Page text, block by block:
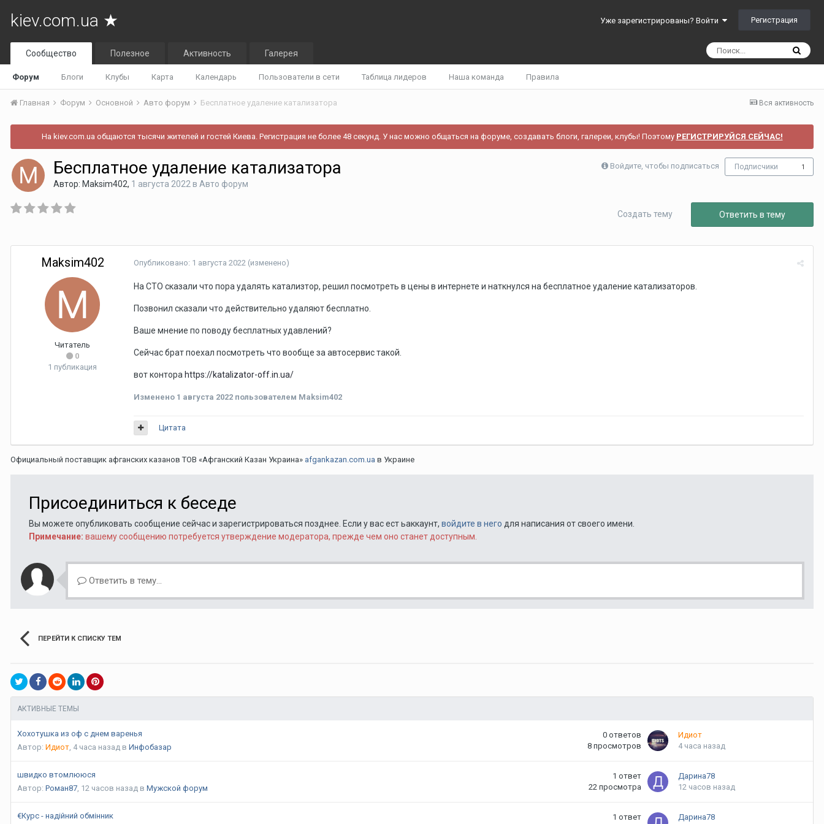
kiev.com.ua ★ Уже зарегистрированы? Войти Регистрация
Сообщество
Форум Блоги Клубы Карта Календарь Пользователи в сети Таблица лидеров Наша команда Правила
Полезное Активность Галерея
Вся активность
Главная Форум Основной Авто форум Бесплатное удаление катализатора
На kiev.com.ua общаются тысячи жителей и гостей Киева. Регистрация не более 48 секунд. У нас можно общаться на форуме, создавать блоги, галереи, клубы! Поэтому РЕГИСТРИРУЙСЯ СЕЙЧАС!
Войдите, чтобы подписаться Подписчики 1
Бесплатное удаление катализатора
Автор: Maksim402, 1 августа 2022 в Авто форум
Ответить в тему
Создать тему
Maksim402
Читатель
0
1 публикация
Опубликовано: 1 августа 2022 (изменено)
На СТО сказали что пора удалять катализтор, решил посмотреть в цены в интернете и наткнулся на бесплатное удаление катализаторов.
Позвонил сказали что действительно удаляют бесплатно.
Ваше мнение по поводу бесплатных удавлений?
Сейчас брат поехал посмотреть что вообще за автосервис такой.
вот контора https://katalizator-off.in.ua/
Изменено 1 августа 2022 пользователем Maksim402
Цитата
Официальный поставщик афганских казанов ТОВ «Афганский Казан Украина» afgankazan.com.ua в Украине
Присоединиться к беседе
Вы можете опубликовать сообщение сейчас и зарегистрироваться позднее. Если у вас ест ьаккаунт, войдите в него для написания от своего имени.
Примечание: вашему сообщению потребуется утверждение модератора, прежде чем оно станет доступным.
Ответить в тему...
ПЕРЕЙТИ К СПИСКУ ТЕМ
АКТИВНЫЕ ТЕМЫ
Хохотушка из оф с днем варенья
Автор: Идиот, 4 часа назад в Инфобазар
0 ответов
8 просмотров
Идиот
4 часа назад
швидко втомлююся
Автор: Роман87, 12 часов назад в Мужской форум
1 ответ
22 просмотра
Дарина78
12 часов назад
€Курс - надійний обмінник 1 ответ
Дарина78